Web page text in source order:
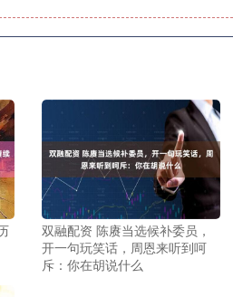
双融配资 陈赓当选候补委员，
开一句玩笑话，周恩来听到呵
斥：你在胡说什么